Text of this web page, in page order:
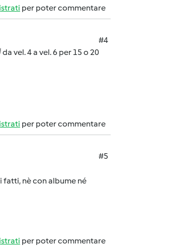
per poter commentare
#4
da vel. 4 a vel. 6 per 15 o 20
per poter commentare
#5
fatti, nè con albume né
per poter commentare